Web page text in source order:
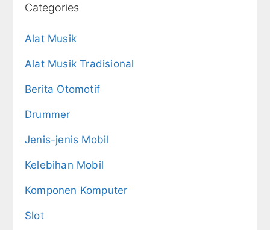
Categories
Alat Musik
Alat Musik Tradisional
Berita Otomotif
Drummer
Jenis-jenis Mobil
Kelebihan Mobil
Komponen Komputer
Slot